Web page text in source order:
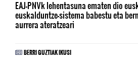
EAJ-PNVk lehentasuna ematen dio
euskalduntze-sistema babestu eta
aurrera ateratzeari
BERRI GUZTIAK IKUSI